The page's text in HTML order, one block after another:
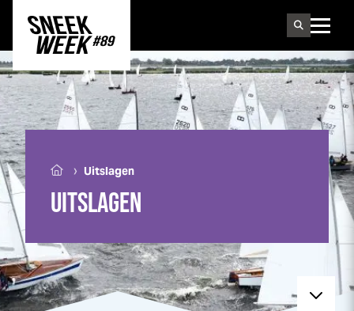
UITSLAGEN
› Uitslagen